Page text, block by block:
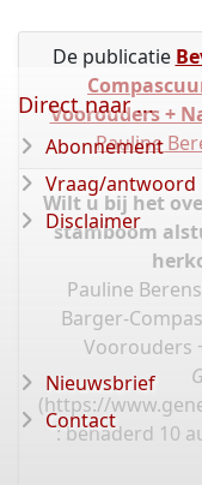
De publicatie
Voorouders +
Pauline
Wilt u bij het
stamboom
Pauline
Barger-
Voorouders
(https://
: benaderd 10
Direct naar ...
Abonnement
Vraag/antwoord
Disclaimer
Nieuwsbrief
Contact